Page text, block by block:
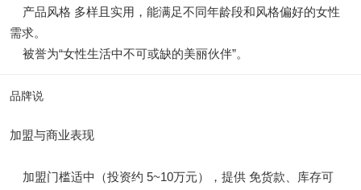
产品风格 多样且实用，能满足不同年龄段和风格偏好的女性
需求。
被誉为“女性生活中不可或缺的美丽伙伴”。
品牌说
加盟与商业表现
加盟门槛适中（投资约 5~10万元），提供 免货款、库存可